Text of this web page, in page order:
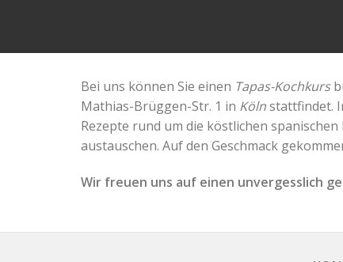
Bei uns können Sie einen Tapas-Kochkurs
Mathias-Brüggen-Str. 1 in Kölnstattfindet.
Rezepte rund um die köstlichen
austauschen. Auf den Geschmack
Wir freuen uns auf einen unvergesslich